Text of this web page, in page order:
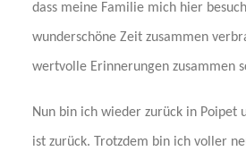
dass meine Familie mich hier
wunderschöne Zeit zusammen
wertvolle Erinnerungen zusammen
Nun bin ich wieder zurück in Poipet
ist zurück. Trotzdem bin ich voller